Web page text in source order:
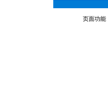
页面功能